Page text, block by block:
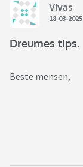
Vivas
18-03-2025
Dreumes tips.
Beste mensen,
Door
vertellen hoe zij